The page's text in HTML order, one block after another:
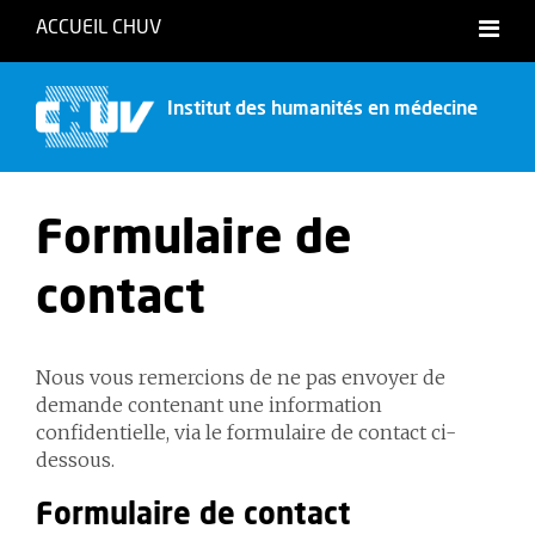
ACCUEIL CHUV
Institut des humanités en médecine
Formulaire de
contact
Nous vous remercions de ne pas envoyer de
demande contenant une information
confidentielle, via le formulaire de contact ci-
dessous.
Formulaire de contact